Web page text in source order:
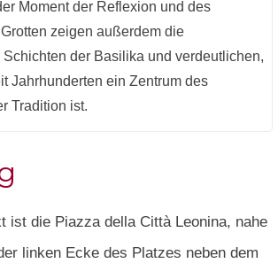
Moment der Reflexion und des
zeigen außerdem die
der Basilika und verdeutlichen,
Jahrhunderten ein Zentrum des
Tradition ist.
ist die Piazza della Città Leonina, nahe
linken Ecke des Platzes neben dem